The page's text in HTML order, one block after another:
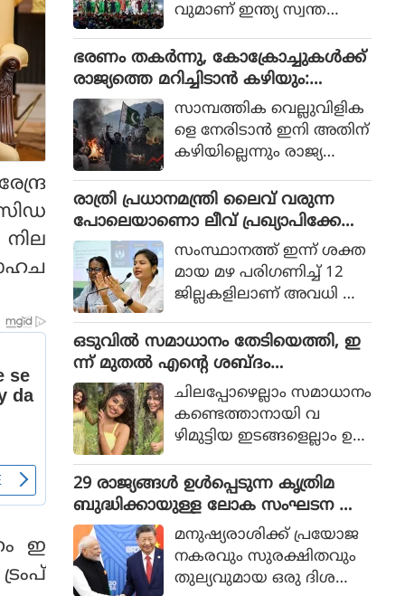
ഇ
വുമാണ് ഇന്ത്യ സ്വന്ത
ഭരണം തകര്‍ന്നു, കോക്രോച്ചുകള്‍ക്ക്
രാജ്യത്തെ മറിച്ചിടാന്‍ കഴിയും:
പാകിസ്ഥാന്‍ ആഭ്യന്തര മന്ത്രി
മൊഹ്സിന്‍ നഖ്വി
സാമ്പത്തിക വെല്ലുവിളിക
ളെ നേരിടാന്‍ ഇനി അതിന്
കഴിയില്ലെന്നും രാജ്യത്തെ
മൊഹ്സിന്‍ നഖ്വി
വ്യാഴാഴ്ച പറഞ്ഞു. കര
സേനാ മേധാവി ഫീല്‍ഡ്
മാര്‍ഷല്‍ സയ്യിദ് അസിം
മുനീറിന്റെ അടുത്ത
യാളായി അറിയപ്പെടുന്ന ന
ഖ്വി പാകിസ്ഥാന്റെ
കോക്രോച്ചുകള്‍ ഒ
ന്നിച്ചാല്‍ രാജ്യത്തെ മ
റിച്ചിടാന്‍ കഴിയുമെന്ന് പറ
ഞ്ഞു.
രാത്രി പ്രധാനമന്ത്രി ലൈവ് വരുന്ന
പോലെയാണൊ ലീവ് പ്രഖ്യാപിക്കേണ്ട
ത്, എറണാകുളം ജില്ലാ കളക്ടർ
ക്കെതിരെ വിമർശനം
സംസ്ഥാനത്ത് ഇന്ന് ശക്ത
മായ മഴ പരിഗണിച്ച് 12
ജില്ലകളിലാണ് അവധി പ്ര
ഒടുവില്‍ സമാധാനം തേടിയെത്തി, ഇ
ന്ന് മുതല്‍ എന്റെ ശബ്ദം
തിരെഞ്ഞെടുക്കുന്നു, പോസ്റ്റുമായി
അനുപമ പരമേശ്വരന്‍, ഒരു ബ്രെയ്ക്ക
പ്പ് മണക്കുന്നുവെന്ന് സോഷ്യല്‍
മീഡിയ
ചിലപ്പോഴെല്ലാം സമാധാനം
കണ്ടെത്താനായി വ
ഴിമുട്ടിയ ഇടങ്ങളെല്ലാം ഉ
രും.
29 രാജ്യങ്ങള്‍ ഉള്‍പ്പെടുന്ന കൃത്രിമ
ബുദ്ധിക്കായുള്ള ലോക സംഘടന ആ
രംഭിച്ച് ചൈന; ഇന്ത്യ ഇല്ലമനുഷ്യരാശിക്ക് പ്രയോജ
നകരവും സുരക്ഷിതവും
തുല്യവുമായ ഒരു ദിശ